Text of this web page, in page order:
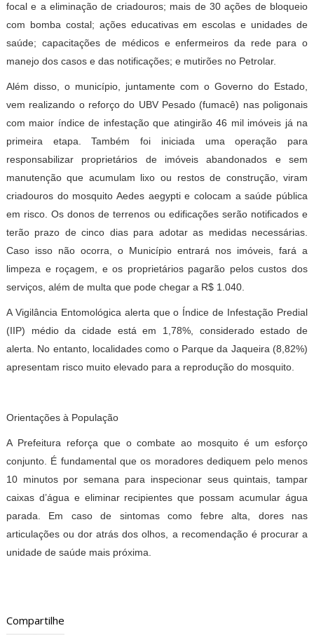
focal e a eliminação de criadouros; mais de 30 ações de bloqueio
com bomba costal; ações educativas em escolas e unidades de
saúde; capacitações de médicos e enfermeiros da rede para o
manejo dos casos e das notificações; e mutirões no Petrolar.
Além disso, o município, juntamente com o Governo do Estado,
vem realizando o reforço do UBV Pesado (fumacê) nas poligonais
com maior índice de infestação que atingirão 46 mil imóveis já na
primeira etapa. Também foi iniciada uma operação para
responsabilizar proprietários de imóveis abandonados e sem
manutenção que acumulam lixo ou restos de construção, viram
criadouros do mosquito Aedes aegypti e colocam a saúde pública
em risco. Os donos de terrenos ou edificações serão notificados e
terão prazo de cinco dias para adotar as medidas necessárias.
Caso isso não ocorra, o Município entrará nos imóveis, fará a
limpeza e roçagem, e os proprietários pagarão pelos custos dos
serviços, além de multa que pode chegar a R$ 1.040.
A Vigilância Entomológica alerta que o Índice de Infestação Predial
(IIP) médio da cidade está em 1,78%, considerado estado de
alerta. No entanto, localidades como o Parque da Jaqueira (8,82%)
apresentam risco muito elevado para a reprodução do mosquito.
Orientações à População
A Prefeitura reforça que o combate ao mosquito é um esforço
conjunto. É fundamental que os moradores dediquem pelo menos
10 minutos por semana para inspecionar seus quintais, tampar
caixas d’água e eliminar recipientes que possam acumular água
parada. Em caso de sintomas como febre alta, dores nas
articulações ou dor atrás dos olhos, a recomendação é procurar a
unidade de saúde mais próxima.
Compartilhe